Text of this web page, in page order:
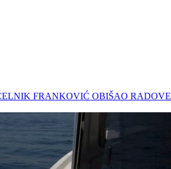
FRANKOVIĆ OBIŠAO RADOVE